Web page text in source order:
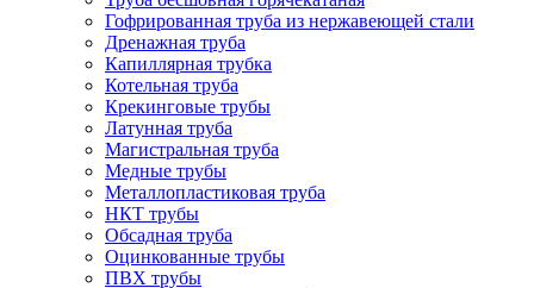
Гофрированная труба из нержавеющей стали
Дренажная труба
Капиллярная трубка
Котельная труба
Крекинговые трубы
Латунная труба
Магистральная труба
Медные трубы
Металлопластиковая труба
НКТ трубы
Обсадная труба
Оцинкованные трубы
ПВХ трубы